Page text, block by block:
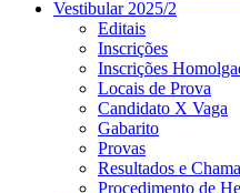
Vestibular 2025/2
Editais
Inscrições
Inscrições
Locais de Prova
Candidato X Vaga
Gabarito
Provas
Resultados e
Procedimento de